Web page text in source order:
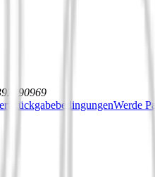
RückgabebedingungenWerde